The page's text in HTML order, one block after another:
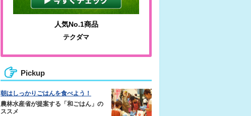
人気No.1商品
テクダマ
Pickup
朝はしっかりごはんを食べよう！
農林水産省が提案する「和ごはん」の
ススメ